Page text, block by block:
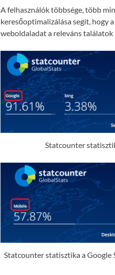
A felhasználók többsége, több
keresőoptimalizálása segít, hogy
weboldaladat a releváns
Statcounter
Statcounter statisztika a Google